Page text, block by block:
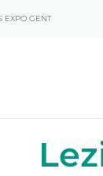
EXPO GENT